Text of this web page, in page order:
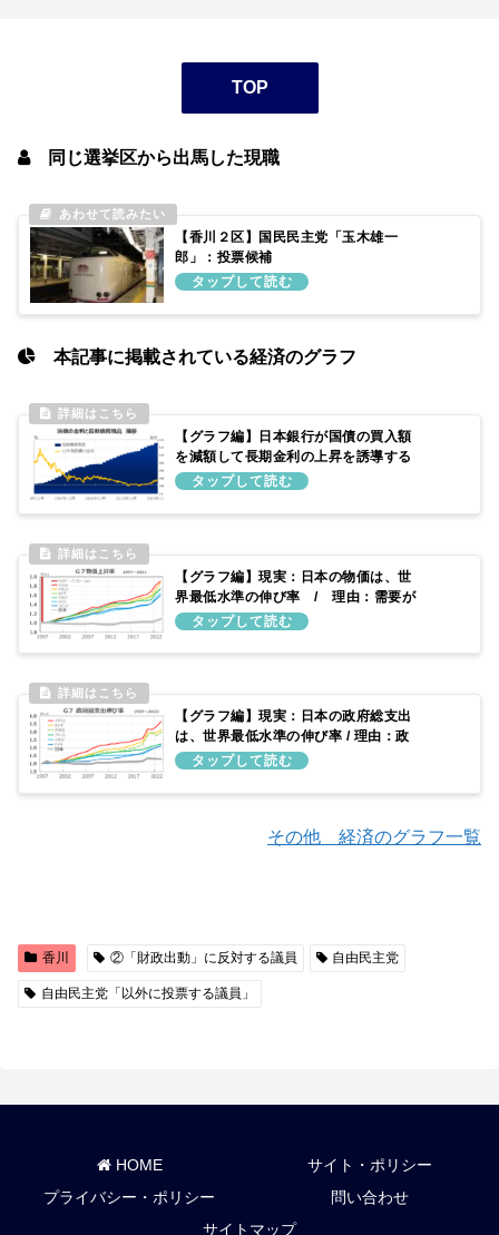
TOP
同じ選挙区から出馬した現職
【香川２区】国民民主党「玉木雄一
郎」：投票候補
本記事に掲載されている経済のグラフ
【グラフ編】日本銀行が国債の買入額
を減額して長期金利の上昇を誘導する
仕組み
【グラフ編】現実：日本の物価は、世
界最低水準の伸び率 / 理由：需要が
供給より少ないため
【グラフ編】現実：日本の政府総支出
は、世界最低水準の伸び率 / 理由：政
府予算を増やしてこなかったため
その他 経済のグラフ一覧
香川 ②「財政出動」に反対する議員 自由民主党
自由民主党「以外に投票する議員」
HOME
サイト・ポリシー
プライバシー・ポリシー
問い合わせ
サイトマップ